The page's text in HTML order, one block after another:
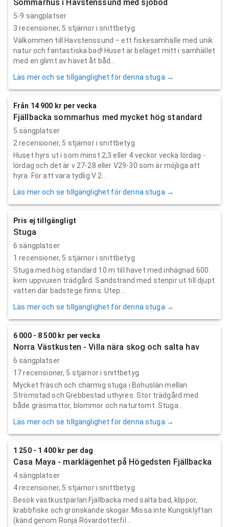
Sommarhus i Havstenssund med sjöbod
5-9 sängplatser
3 recensioner, 5 stjärnor i snittbetyg
Välkommen till Havstenssund – ett fiskesamhälle med unik
natur och fantastiska bad! Huset är beläget mitt i samhället
med en glimt av havet åt båd...
Läs mer och se tillgänglighet för denna stuga →
Från 14 900 kr per vecka
Fjällbacka sommarhus med mycket hög standard
5 sängplatser
2 recensioner, 5 stjärnor i snittbetyg
Huset hyrs ut i som minst 2,3 eller 4 veckor vecka lördag -
lördag och det är v 27-28 eller V29-30 som är möjliga att
hyra. För att vara tydlig V 2...
Läs mer och se tillgänglighet för denna stuga →
Pris ej tillgängligt
Stuga
6 sängplatser
1 recensioner, 5 stjärnor i snittbetyg
Stuga med hög standard 10 m till havet med inhägnad 600
kvm uppvuxen trädgård. Sandstrand med stenpir ut till djupt
vatten där badstege finns. Utep...
Läs mer och se tillgänglighet för denna stuga →
6 000 - 8 500 kr per vecka
Norra Västkusten - Villa nära skog och salta hav
6 sängplatser
17recensioner, 5 stjärnor i snittbetyg
Mycket fräsch och charmig stuga i Bohuslän mellan
Strömstad och Grebbestad uthyres. Stor trädgård med
både gräsmattor, blommor och naturtomt. Stuga...
Läs mer och se tillgänglighet för denna stuga →
1 250 - 1 400 kr per dag
Casa Maya - marklägenhet på Högedsten Fjällbacka
4 sängplatser
4recensioner, 5 stjärnor i snittbetyg
Besök västkustpärlan Fjällbacka med salta bad, klippor,
krabbfiske och grönskande skogar. Missa inte Kungsklyftan
(känd genom Ronja Rövardotterfil...